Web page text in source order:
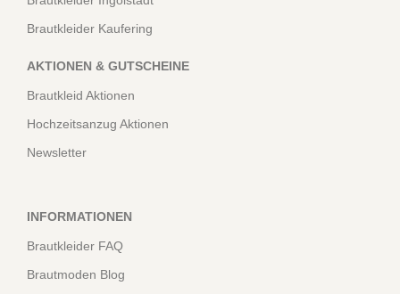
Brautkleider Kaufering
AKTIONEN & GUTSCHEINE
Brautkleid Aktionen
Hochzeitsanzug Aktionen
Newsletter
INFORMATIONEN
Brautkleider FAQ
Brautmoden Blog